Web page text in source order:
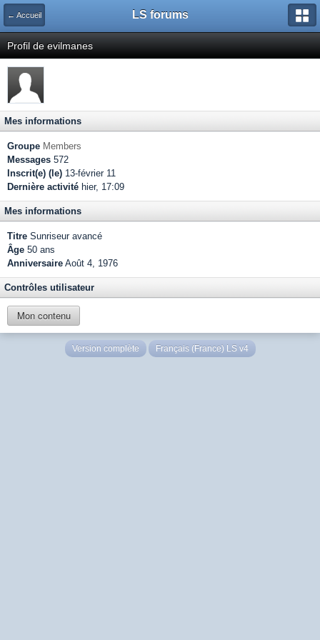
← Accueil LS forums
Profil de evilmanes
Mes informations
Groupe Members
Messages 572
Inscrit(e) (le) 13-février 11
Dernière activité hier, 17:09
Mes informations
Titre Sunriseur avancé
Âge 50 ans
Anniversaire Août 4, 1976
Contrôles utilisateur
Mon contenu
Version complète Français (France) LS v4